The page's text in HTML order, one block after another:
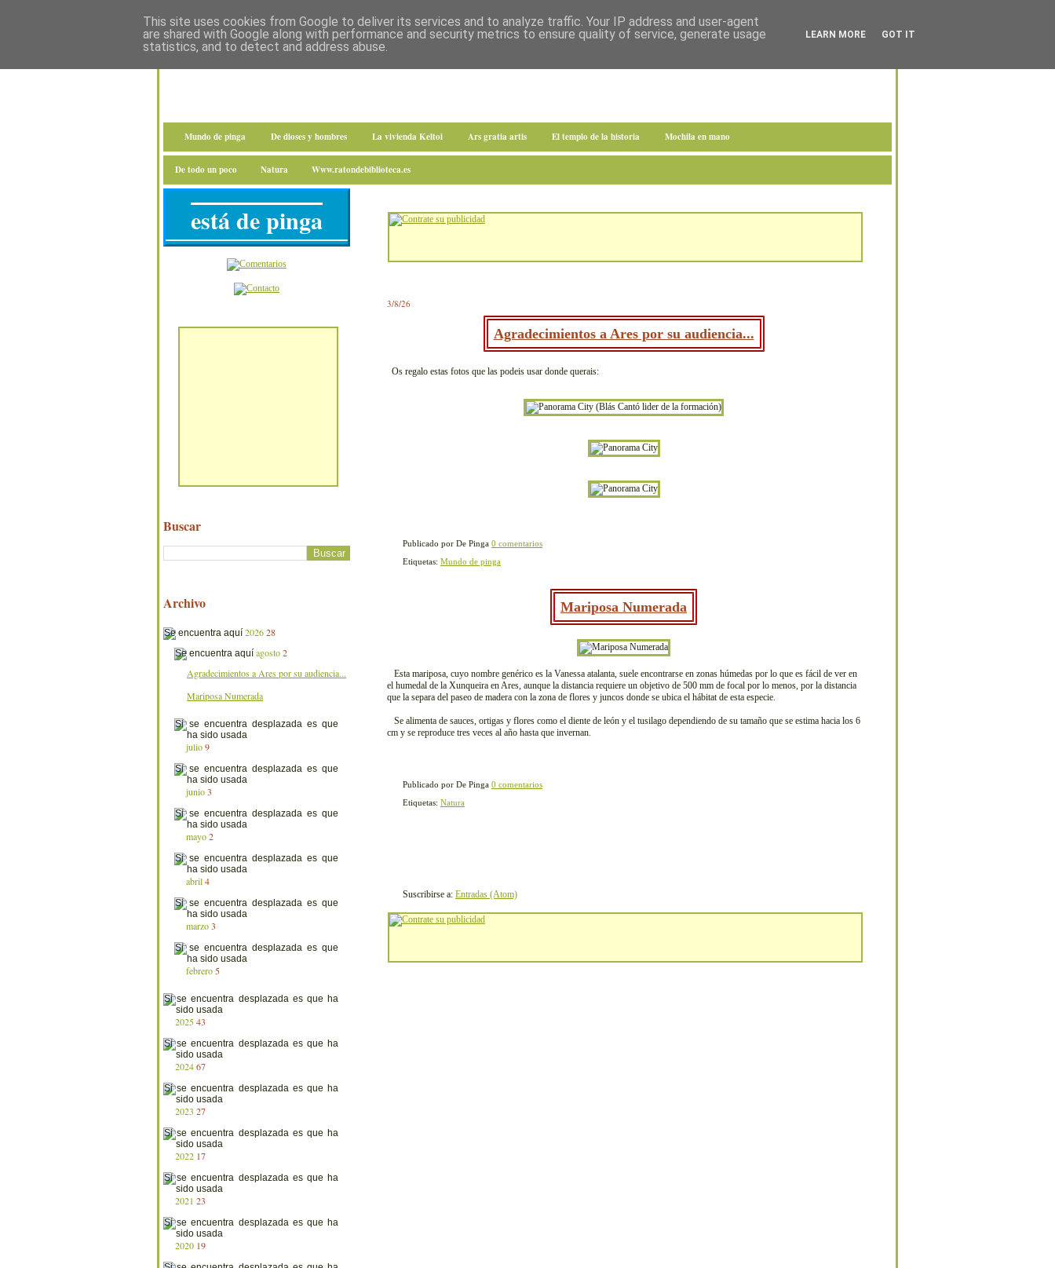
Mundo de pinga De dioses y hombres La vivienda Keltoi Ars gratia artis El templo de la historia Mochila en mano
De todo un poco Natura Www.ratondebiblioteca.es
3/8/26
Agradecimientos a Ares por su audiencia...
Os regalo estas fotos que las podeis usar donde querais:
Publicado por De Pinga 0 comentarios
Etiquetas: Mundo de pinga
Mariposa Numerada
Esta mariposa, cuyo nombre genérico es la Vanessa atalanta, suele encontrarse en zonas húmedas por lo que es fácil de ver en
el humedal de la Xunqueira en Ares, aunque la distancia requiere un objetivo de 500 mm de focal por lo menos, por la distancia
que la separa del paseo de madera con la zona de flores y juncos donde se ubica el hábitat de esta especie.
Se alimenta de sauces, ortigas y flores como el diente de león y el tusilago dependiendo de su tamaño que se estima hacia los 6
cm y se reproduce tres veces al año hasta que invernan.
Publicado por De Pinga 0 comentarios
Etiquetas: Natura
Suscribirse a: Entradas (Atom)
está de pinga
Buscar
Archivo
202628
agosto 2
Agradecimientos a Ares por su audiencia...
Mariposa Numerada
julio 9
junio 3
mayo 2
abril 4
marzo 3
febrero 5
202543
202467
2023 27
2022 17
2021 23
2020 19
This site uses cookies from Google to deliver its services and to analyze traffic. Your IP address and user-agent
are shared with Google along with performance and security metrics to ensure quality of service, generate usage
statistics, and to detect and address abuse.
LEARN MORE GOT IT